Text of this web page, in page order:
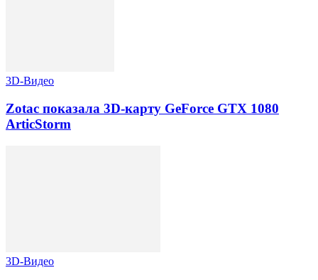
3D-Видео
Zotac показала 3D-карту GeForce GTX 1080
ArticStorm
3D-Видео